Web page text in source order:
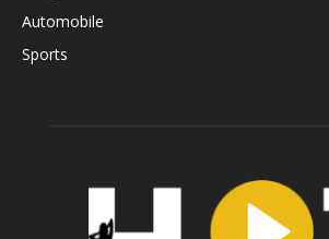
Automobile
Sports